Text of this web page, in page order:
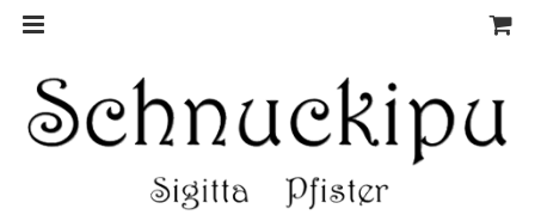
Skip
navigation
Skip
content